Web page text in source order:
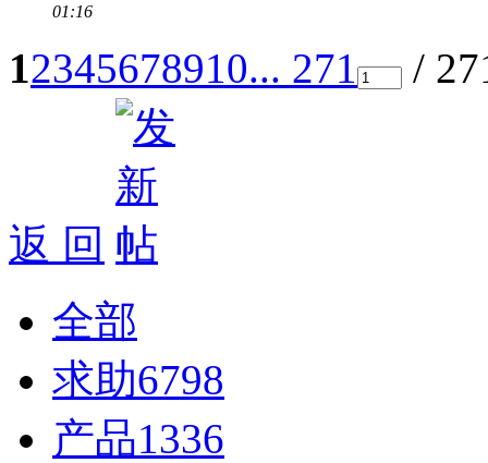
01:16
12345678910... 271 /
返 回
全部
求助6798
产品1336